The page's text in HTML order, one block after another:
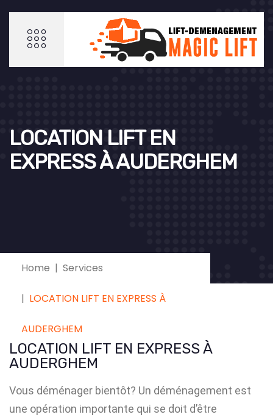
Home Services
LOCATION LIFT EN EXPRESS À
AUDERGHEM
LOCATION LIFT EN
EXPRESS À AUDERGHEM
LOCATION LIFT EN EXPRESS À
AUDERGHEM
Vous déménager bientôt? Un déménagement est
une opération importante qui se doit d’être